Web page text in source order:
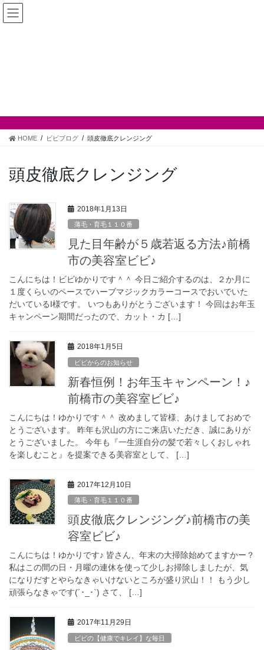
コ
ン
プ
ナ
ビ
動
HOME ビビブログ 頭皮徹底クレンジング
頭皮徹底クレンジング
2018年1月13日
薄毛・育毛１１０番
見た目年齢が５歳若返る方法♪前橋
市の美容室ビビ♪
こんにちは！ビビゆかりです＾＾ 今日ご紹介するのは、２か月に
１度くらいのペースでハーブマジックカラーコースでおいでいた
だいているI様です。 いつもありがとうございます！ 今回はお年玉
キャンペーン期間だったので、カット・カ […]
2018年1月5日
ビビからのお知らせ
新春恒例！お年玉キャンペーン！♪
前橋市の美容室ビビ♪
こんにちは！ゆかりです＾＾ 改めまして皆様、あけましておめで
とうございます。 昨年も沢山の方にご来店いただき、誠にありが
とうございました。 今年も『一生涯自分の髪で若々しくおしゃれ
を楽しむこと』を提案できる美容室として、 […]
2017年12月10日
薄毛・育毛１１０番
頭皮徹底クレンジング♪前橋市の美
容室ビビ♪
こんにちは！ゆかりです♪ 皆さん、年末の大掃除始めてますかー？
私はこの間の日・月曜の連休を使って少しお掃除しましたが、気
になりだすとやらなきゃいけないところが盛り沢山！！ もう少し
頑張らなきゃです(´･_･`) さて、 […]
2017年11月29日
ビビの【健康でキレイ】な毎日